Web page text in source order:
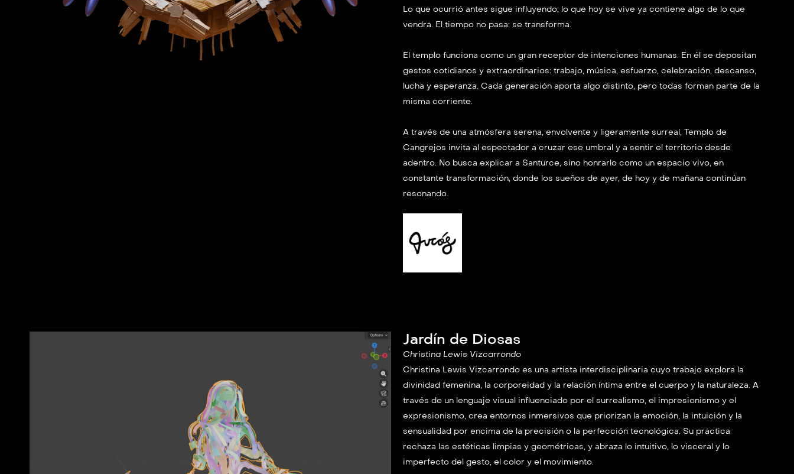
Lo que ocurrió antes sigue influyendo; lo que hoy se vive ya contiene algo de lo que
vendrá. El tiempo no pasa: se transforma.
El templo funciona como un gran receptor de intenciones humanas. En él se depositan
gestos cotidianos y extraordinarios: trabajo, música, esfuerzo, celebración, descanso,
lucha y esperanza. Cada generación aporta algo distinto, pero todas forman parte de la
misma corriente.
A través de una atmósfera serena, envolvente y ligeramente surreal, Templo de
Cangrejos invita al espectador a cruzar ese umbral y a sentir el territorio desde
adentro. No busca explicar a Santurce, sino honrarlo como un espacio vivo, en
constante transformación, donde los sueños de ayer, de hoy y de mañana continúan
resonando.
Jardín de Diosas
Christina Lewis Vizcarrondo
Christina Lewis Vizcarrondo es una artista interdisciplinaria cuyo trabajo explora la
divinidad femenina, la corporeidad y la relación íntima entre el cuerpo y la naturaleza. A
través de un lenguaje visual influenciado por el surrealismo, el impresionismo y el
expresionismo, crea entornos inmersivos que priorizan la emoción, la intuición y la
sensualidad por encima de la precisión o la perfección tecnológica. Su práctica
rechaza las estéticas limpias y geométricas, y abraza lo intuitivo, lo visceral y lo
imperfecto del gesto, el color y el movimiento.